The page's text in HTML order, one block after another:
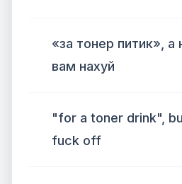
«за тонер питик», а
вам нахуй
"for a toner drink",
fuck off